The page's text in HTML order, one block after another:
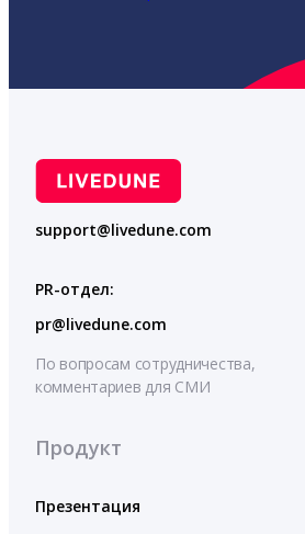
support@livedune.com
PR-отдел:
pr@livedune.com
По вопросам сотрудничества,
комментариев для СМИ
Продукт
Презентация